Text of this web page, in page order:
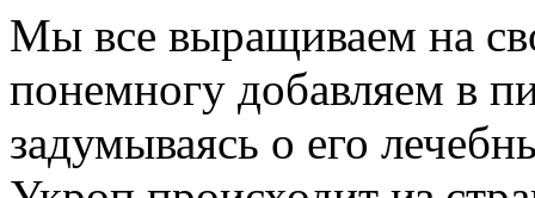
Мы все выращиваем на
понемногу добавляем в
задумываясь о его